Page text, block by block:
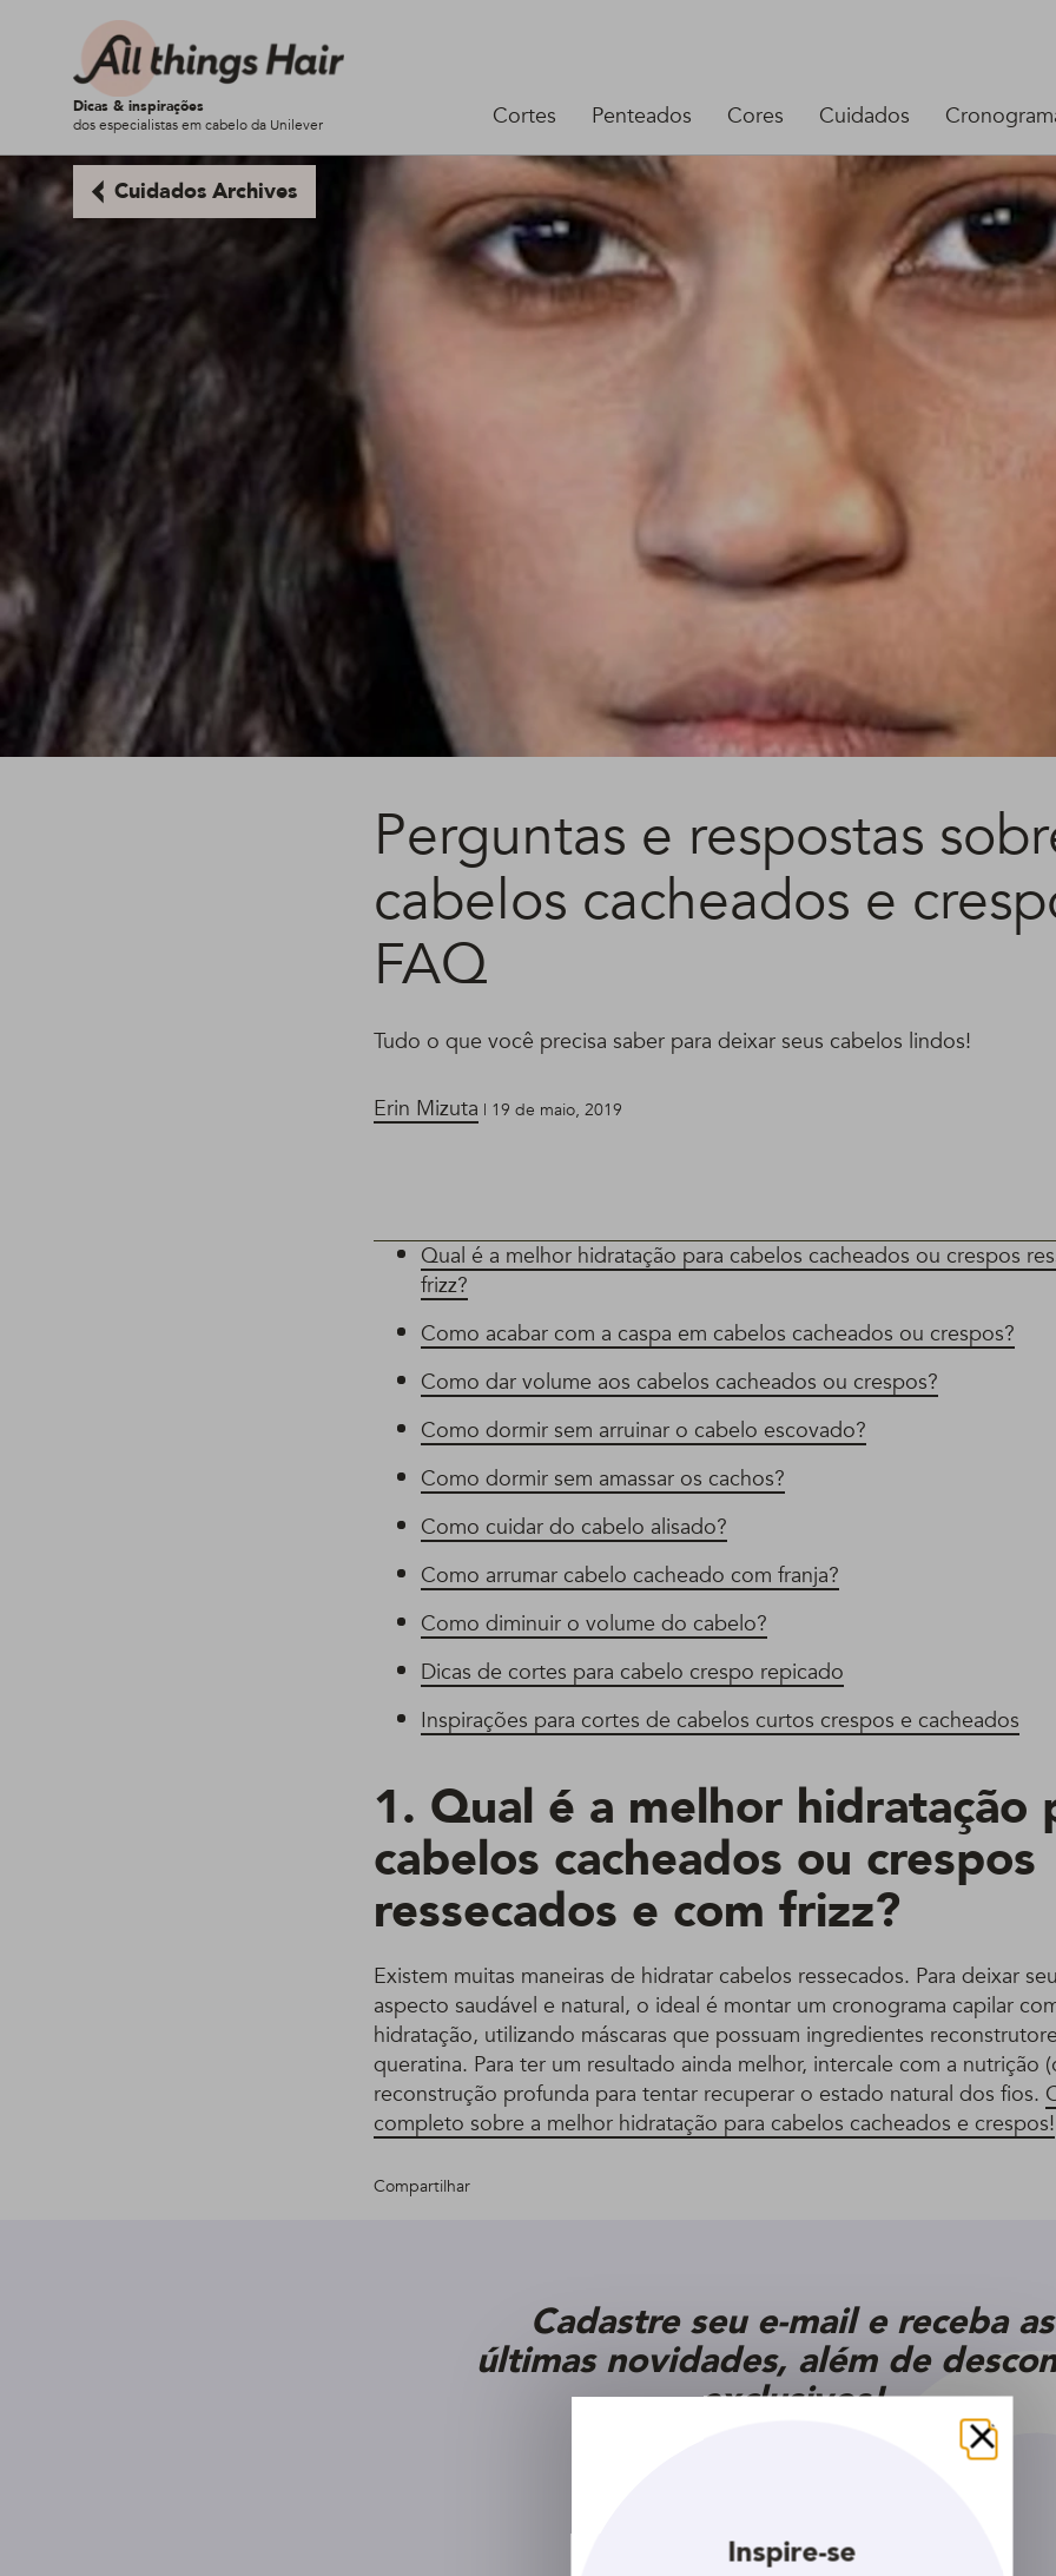
Dicas & inspirações
dos especialistas em cabelo da Unilever
Cortes Penteados Cores Cuidados
Cuidados Archives
Perguntas e respostas
cabelos cacheados e
FAQ
Tudo o que você precisa saber para deixar seus cabelos lindos!
Erin Mizuta | 19 de maio, 2019
Qual é a melhor hidratação para cabelos cacheados ou crespos
frizz?
Como acabar com a caspa em cabelos cacheados ou crespos?
Como dar volume aos cabelos cacheados ou crespos?
Como dormir sem arruinar o cabelo escovado?
Como dormir sem amassar os cachos?
Como cuidar do cabelo alisado?
Como arrumar cabelo cacheado com franja?
Como diminuir o volume do cabelo?
Dicas de cortes para cabelo crespo repicado
Inspirações para cortes de cabelos curtos crespos e cacheados
1. Qual é a melhor hidratação
cabelos cacheados ou crespos
ressecados e com frizz?
Existem muitas maneiras de hidratar cabelos ressecados. Para deixar
aspecto saudável e natural, o ideal é montar um cronograma capilar
hidratação, utilizando máscaras que possuam ingredientes
queratina. Para ter um resultado ainda melhor, intercale com a nutrição
reconstrução profunda para tentar recuperar o estado natural dos fios.
completo sobre a melhor hidratação para cabelos cacheados e crespos!
Compartilhar
Cadastre seu e-mail e receba as
últimas novidades, além de
exclusivos!
Fechar
Inspire-se